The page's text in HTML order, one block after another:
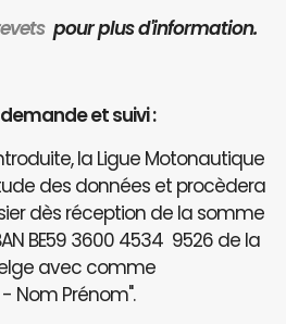
pour plus d'information.
et suivi :
la Ligue Motonautique
des données et procèdera
dès réception de la somme
BE59 3600 4534 9526 de la
avec comme
Nom Prénom".